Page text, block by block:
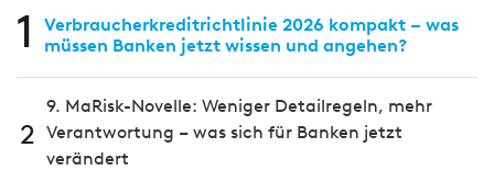
1
Verbraucherkreditrichtlinie 2026 kompakt – was
müssen Banken jetzt wissen und angehen?
2
9. MaRisk-Novelle: Weniger Detailregeln, mehr
Verantwortung – was sich für Banken jetzt
verändert